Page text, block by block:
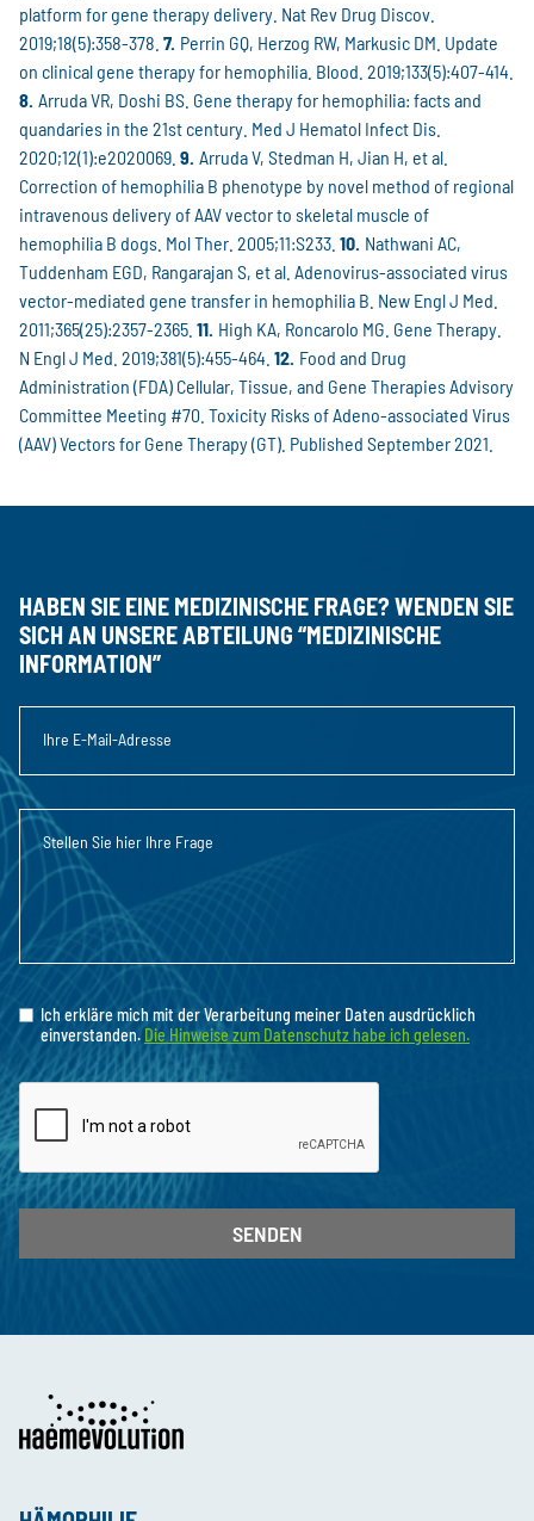
platform for gene therapy delivery. Nat Rev Drug Discov.
2019;18(5):358-378.
Perrin GQ, Herzog RW, Markusic DM. Update
on clinical gene therapy for hemophilia. Blood. 2019;133(5):407-414.
Arruda VR, Doshi BS. Gene therapy for hemophilia: facts and
quandaries in the 21st century. Med J Hematol Infect Dis.
2020;12(1):e2020069.
Arruda V, Stedman H, Jian H, et al.
Correction of hemophilia B phenotype by novel method of regional
intravenous delivery of AAV vector to skeletal muscle of
hemophilia B dogs. Mol Ther. 2005;11:S233.
Nathwani AC,
Tuddenham EGD, Rangarajan S, et al. Adenovirus-associated virus
vector-mediated gene transfer in hemophilia B. New Engl J Med.
2011;365(25):2357-2365.
High KA, Roncarolo MG. Gene Therapy.
N Engl J Med. 2019;381(5):455-464.
Food and Drug
Administration (FDA) Cellular, Tissue, and Gene Therapies Advisory
Committee Meeting #70. Toxicity Risks of Adeno-associated Virus
(AAV) Vectors for Gene Therapy (GT). Published September 2021.
HABEN SIE EINE MEDIZINISCHE FRAGE? WENDEN SIE
SICH AN UNSERE ABTEILUNG “MEDIZINISCHE
INFORMATION”
Ihre E-Mail-Adresse
Stellen Sie hier Ihre Frage
Ich erkläre mich mit der Verarbeitung meiner Daten ausdrücklich
einverstanden.Die Hinweise zum Datenschutz habe ich gelesen.
SENDEN